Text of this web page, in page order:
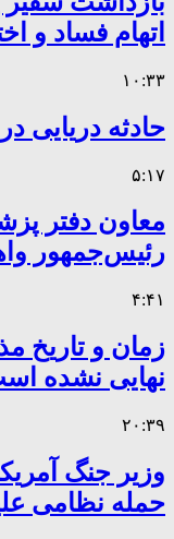
اتهام فساد و
۱۰:۳۳
حادثه دریایی
۵:۱۷
معاون دفتر
رئیس‌جمهور
۴:۴۱
زمان و تاریخ
نهایی نشده
۲۰:۳۹
وزیر جنگ
حمله نظامی